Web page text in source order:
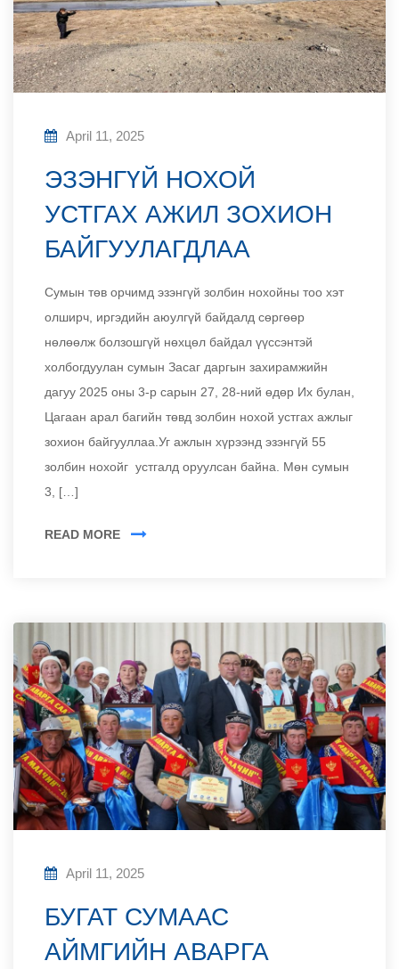
April 11, 2025
ЭЗЭНГҮЙ НОХОЙ
УСТГАХ АЖИЛ ЗОХИОН
БАЙГУУЛАГДЛАА
Сумын төв орчимд эзэнгүй золбин нохойны тоо хэт
олширч, иргэдийн аюулгүй байдалд сөргөөр
нөлөөлж болзошгүй нөхцөл байдал үүссэнтэй
холбогдуулан сумын Засаг даргын захирамжийн
дагуу 2025 оны 3-р сарын 27, 28-ний өдөр Их булан,
Цагаан арал багийн төвд золбин нохой устгах ажлыг
зохион байгууллаа.Уг ажлын хүрээнд эзэнгүй 55
золбин нохойг устгалд оруулсан байна. Мөн сумын
3, […]
READ MORE
April 11, 2025
БУГАТ СУМААС
АЙМГИЙН АВАРГА